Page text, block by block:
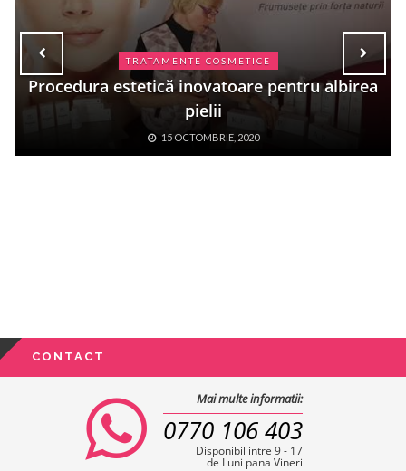
TRATAMENTE COSMETICE
estetică inovatoare pentru albirea
pielii
15 OCTOMBRIE, 2020
CONTACT
Mai multe informatii:
0770 106 403
Disponibil intre 9 - 17
de Luni pana Vineri